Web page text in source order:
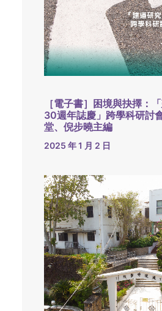
［電子書］困境與抉擇：
30週年誌慶」跨學科研討
堂、倪步曉主編
2025 年 1 月 2 日